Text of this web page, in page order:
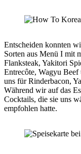
Entscheiden konnten
Sorten aus Menü I mit
Flanksteak, Yakitori
Entrecôte, Wagyu
uns für Rinderbacon,
Während wir auf das
Cocktails, die sie uns
empfohlen hatte.